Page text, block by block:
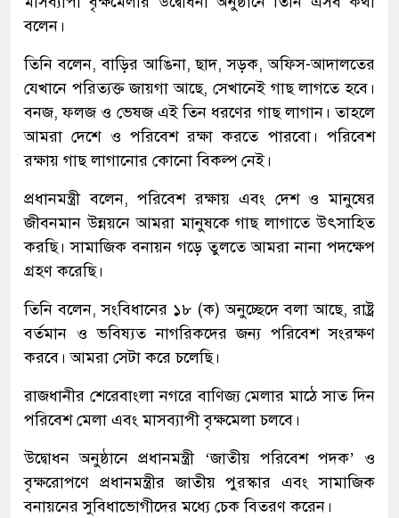
বলেন।
তিনি বলেন, বাড়ির আঙিনা, ছাদ, সড়ক, অফিস-আদালতের
যেখানে পরিত্যক্ত জায়গা আছে, সেখানেই গাছ লাগতে হবে।
বনজ, ফলজ ও ভেষজ এই তিন ধরণের গাছ লাগান। তাহলে
আমরা দেশে ও পরিবেশ রক্ষা করতে পারবো। পরিবেশ
রক্ষায় গাছ লাগানোর কোনো বিকল্প নেই।
প্রধানমন্ত্রী বলেন, পরিবেশ রক্ষায় এবং দেশ ও মানুষের
জীবনমান উন্নয়নে আমরা মানুষকে গাছ লাগাতে উৎসাহিত
করছি। সামাজিক বনায়ন গড়ে তুলতে আমরা নানা পদক্ষেপ
গ্রহণ করেছি।
তিনি বলেন, সংবিধানের ১৮ (ক) অনুচ্ছেদে বলা আছে, রাষ্ট্র
বর্তমান ও ভবিষ্যত নাগরিকদের জন্য পরিবেশ সংরক্ষণ
করবে। আমরা সেটা করে চলেছি।
রাজধানীর শেরেবাংলা নগরে বাণিজ্য মেলার মাঠে সাত দিন
পরিবেশ মেলা এবং মাসব্যাপী বৃক্ষমেলা চলবে।
উদ্বোধন অনুষ্ঠানে প্রধানমন্ত্রী ‘জাতীয় পরিবেশ পদক’ ও
বৃক্ষরোপণে প্রধানমন্ত্রীর জাতীয় পুরস্কার এবং সামাজিক
বনায়নের সুবিধাভোগীদের মধ্যে চেক বিতরণ করেন।